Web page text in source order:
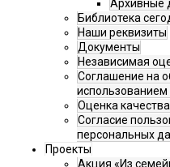
Архивные
Библиотека
Наши реквизиты
Документы
Независимая
Соглашение на
Оценка
Согласие
персональных
Проекты
Акция «Из